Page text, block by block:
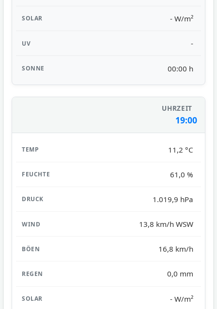
- W/m²
-
00:00 h
19:00
11,2 °C
61,0 %
1.019,9 hPa
13,8 km/h WSW
16,8 km/h
0,0 mm
- W/m²